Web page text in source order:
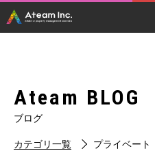
Ateam BLOG
ブログ
カテゴリ一覧 プライベート